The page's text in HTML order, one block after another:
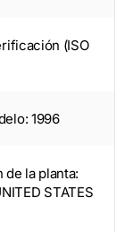
(ISO
1996
de la planta:
STATES